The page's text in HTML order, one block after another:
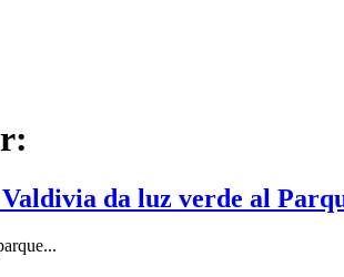
da luz verde al